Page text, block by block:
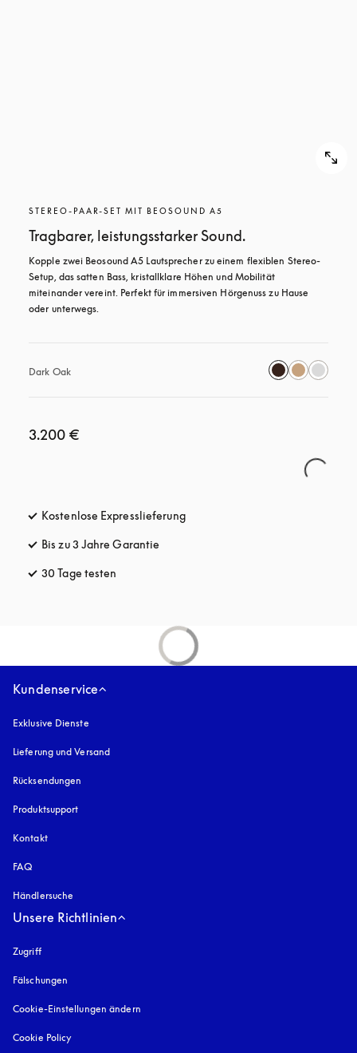
STEREO-PAAR-SET MIT BEOSOUND A5
Tragbarer, leistungsstarker Sound.
Kopple zwei Beosound A5 Lautsprecher zu einem flexiblen Stereo-
Setup, das satten Bass, kristallklare Höhen und Mobilität
miteinander vereint. Perfekt für immersiven Hörgenuss zu Hause
oder unterwegs.
Dark Oak
3.200 €
Kostenlose Expresslieferungöffnet sich in einem neuen Tab
Bis zu 3 Jahre Garantie
30 Tage testen
Kundenservice
Exklusive Dienste
Lieferung und Versand
Rücksendungen
Produktsupport
Kontakt
FAQ
Händlersuche
Unsere Richtlinien
Zugrifföffnet sich in einem neuen Tab
Fälschungen
Cookie-Einstellungen ändern
Cookie Policy